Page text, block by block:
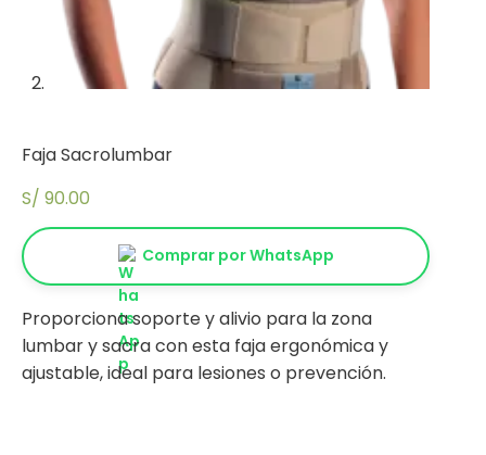
Faja Sacrolumbar
S/ 90.00
Comprar por WhatsApp
Proporciona soporte y alivio para la zona
lumbar y sacra con esta faja ergonómica y
ajustable, ideal para lesiones o prevención.